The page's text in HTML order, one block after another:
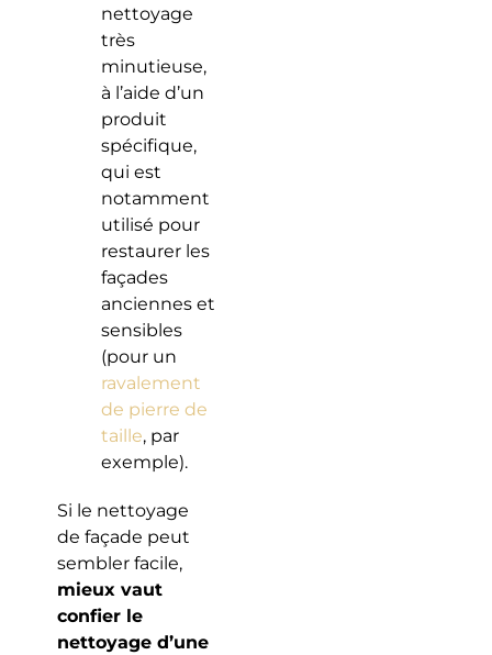
nettoyage
très
minutieuse,
à l’aide d’un
produit
spécifique,
qui est
notamment
utilisé pour
restaurer les
façades
anciennes et
sensibles
(pour un
ravalement
de pierre de
taille, par
exemple).
Si le nettoyage
de façade peut
sembler facile,
mieux vaut
confier le
nettoyage d’une